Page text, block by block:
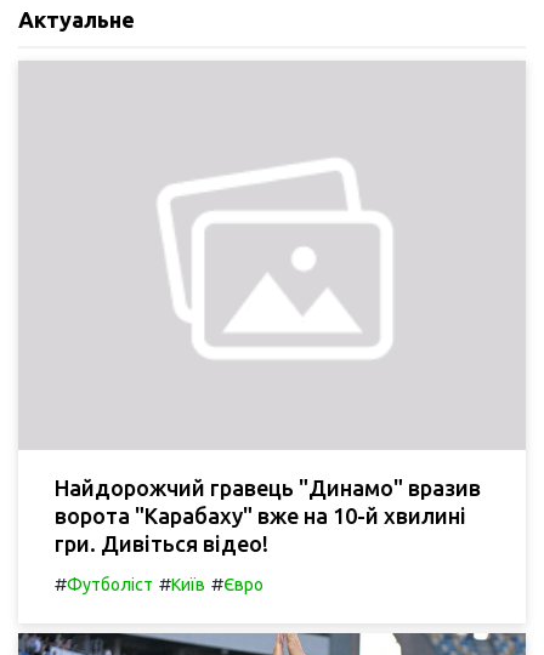
Актуальне
Найдорожчий гравець "Динамо" вразив
ворота "Карабаху" вже на 10-й хвилині
гри. Дивіться відео!
#Футболіст #Київ #Євро